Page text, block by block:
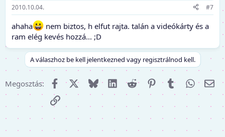
2010.10.04. #7
ahaha
nem biztos, h elfut rajta. talán a videókárty és a
ram elég kevés hozzá... ;D
A válaszhoz be kell jelentkezned vagy regisztrálnod kell.
Megosztás: FacebookX (Twitter)
Bluesky LinkedInReddit PinterestTumblr
E-
Link